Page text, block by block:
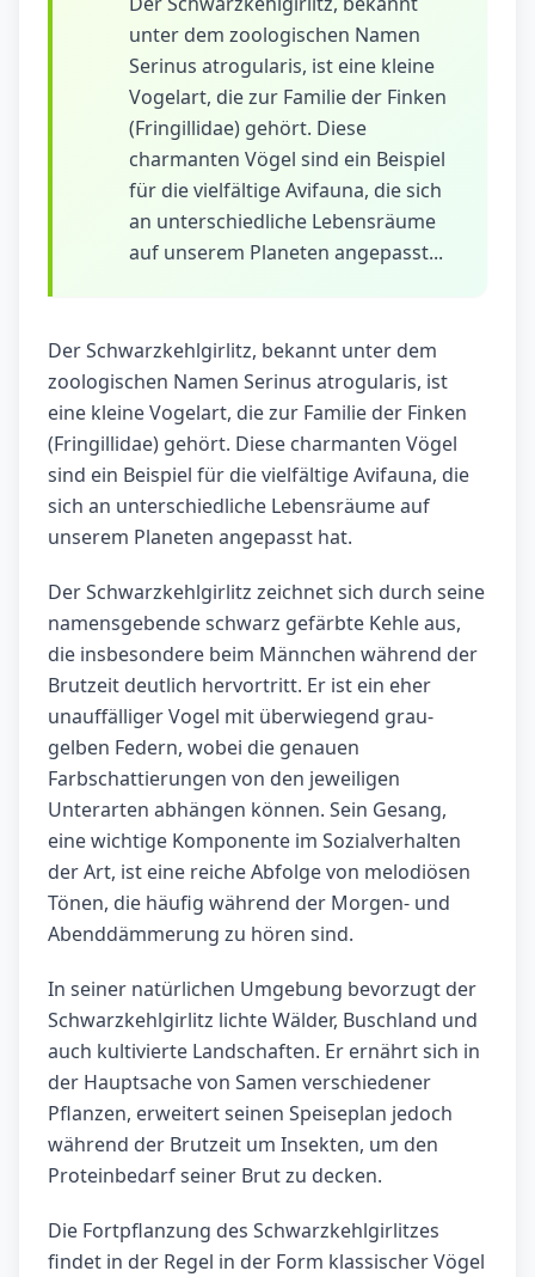
unter dem zoologischen Namen
Serinus atrogularis, ist eine kleine
Vogelart, die zur Familie der Finken
(Fringillidae) gehört. Diese
charmanten Vögel sind ein Beispiel
für die vielfältige Avifauna, die sich
an unterschiedliche Lebensräume
auf unserem Planeten angepasst...
Der Schwarzkehlgirlitz, bekannt unter dem
zoologischen Namen Serinus atrogularis, ist
eine kleine Vogelart, die zur Familie der Finken
(Fringillidae) gehört. Diese charmanten Vögel
sind ein Beispiel für die vielfältige Avifauna, die
sich an unterschiedliche Lebensräume auf
unserem Planeten angepasst hat.
Der Schwarzkehlgirlitz zeichnet sich durch seine
namensgebende schwarz gefärbte Kehle aus,
die insbesondere beim Männchen während der
Brutzeit deutlich hervortritt. Er ist ein eher
unauffälliger Vogel mit überwiegend grau-
gelben Federn, wobei die genauen
Farbschattierungen von den jeweiligen
Unterarten abhängen können. Sein Gesang,
eine wichtige Komponente im Sozialverhalten
der Art, ist eine reiche Abfolge von melodiösen
Tönen, die häufig während der Morgen- und
Abenddämmerung zu hören sind.
In seiner natürlichen Umgebung bevorzugt der
Schwarzkehlgirlitz lichte Wälder, Buschland und
auch kultivierte Landschaften. Er ernährt sich in
der Hauptsache von Samen verschiedener
Pflanzen, erweitert seinen Speiseplan jedoch
während der Brutzeit um Insekten, um den
Proteinbedarf seiner Brut zu decken.
Die Fortpflanzung des Schwarzkehlgirlitzes
findet in der Regel in der Form klassischer Vögel